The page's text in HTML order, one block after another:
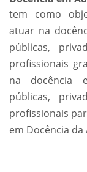
tem como
atuar na
públicas,
profissionais
na docência
públicas,
profissionais
em Docência